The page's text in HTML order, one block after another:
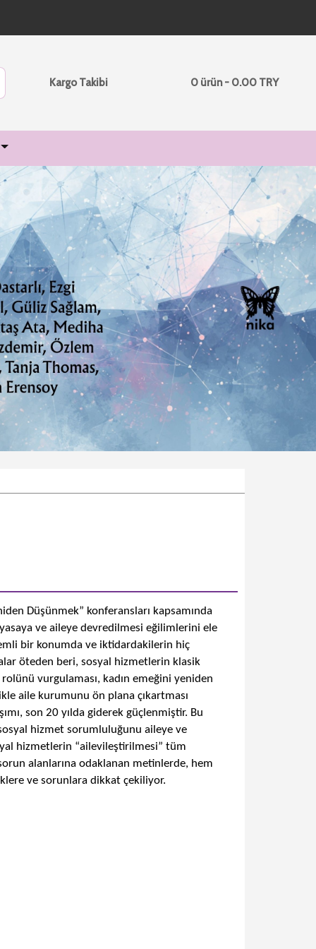
Kargo Takibi 0 ürün - 0.00 TRY
Next
Düşünmek” konferansları kapsamında
ve aileye devredilmesi eğilimlerini ele
bir konumda ve iktidardakilerin hiç
öteden beri, sosyal hizmetlerin klasik
vurgulaması, kadın emeğini yeniden
aile kurumunu ön plana çıkartması
son 20 yılda giderek güçlenmiştir. Bu
hizmet sorumluluğunu aileye ve
hizmetlerin “ailevileştirilmesi” tüm
alanlarına odaklanan metinlerde, hem
ve sorunlara dikkat çekiliyor.